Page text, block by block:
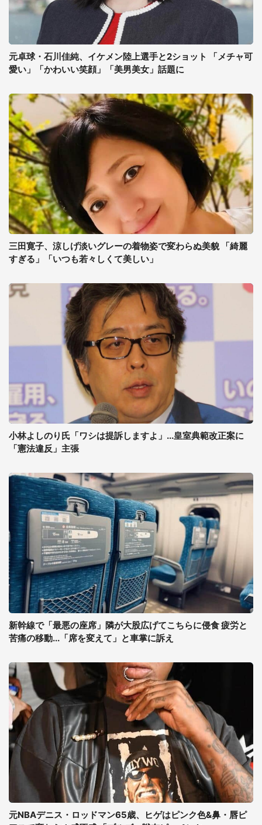
元卓球・石川佳純、イケメン陸上選手と2ショット 「メチャ可
愛い」「かわいい笑顔」「美男美女」話題に
三田寛子、涼しげ淡いグレーの着物姿で変わらぬ美貌 「綺麗
すぎる」「いつも若々しくて美しい」
小林よしのり氏「ワシは提訴しますよ」...皇室典範改正案に
「憲法違反」主張
新幹線で「最悪の座席」隣が大股広げてこちらに侵食 疲労と
苦痛の移動...「席を変えて」と車掌に訴え
元NBAデニス・ロッドマン65歳、ヒゲはピンク色&鼻・唇ピ